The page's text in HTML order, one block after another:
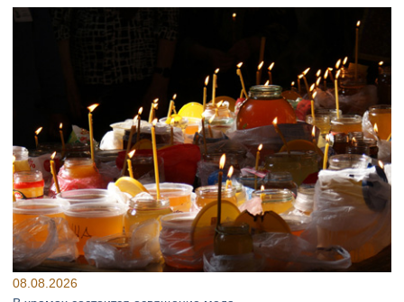
08.08.2026